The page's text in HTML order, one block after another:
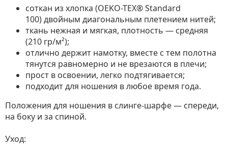
соткан из хлопка (OEKO-TEX® Standard
100) двойным диагональным плетением нитей;
ткань нежная и мягкая, плотность — средняя
(210 гр/м²);
отлично держит намотку, вместе с тем полотна
тянутся равномерно и не врезаются в плечи;
прост в освоении, легко подтягивается;
подходит для ношения в любое время года.
Положения для ношения в слинге-шарфе — спереди,
на боку и за спиной.
Уход: